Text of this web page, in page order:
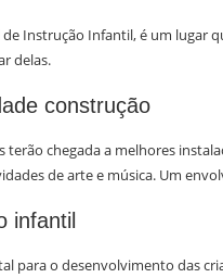
Instrução Infantil, é um lugar
delas.
construção
terão chegada a melhores
de arte e música. Um
infantil
para o desenvolvimento das